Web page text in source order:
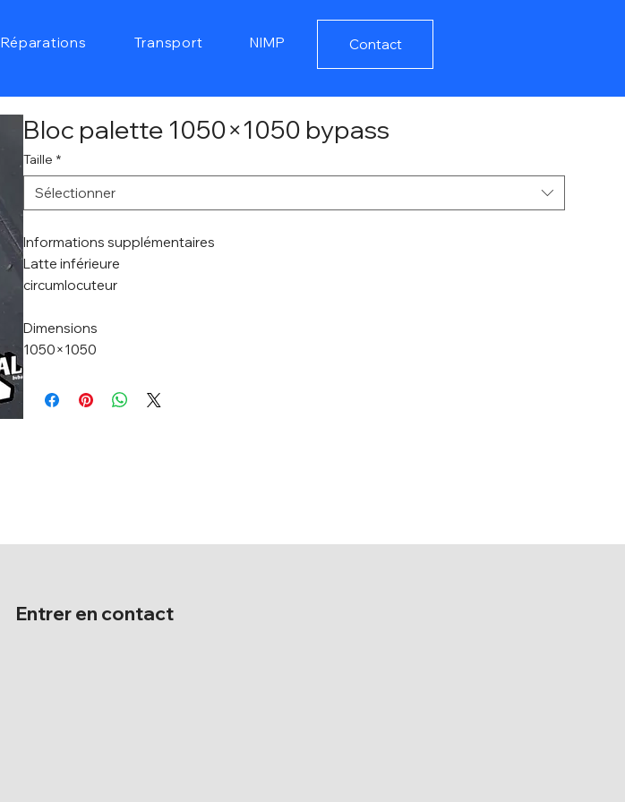
Contact
Réparations Transport NIMP
Bloc palette 1050×1050 bypass
Taille *
Sélectionner
Informations supplémentaires
Latte inférieure
circumlocuteur
Dimensions
1050×1050
Entrer en contact